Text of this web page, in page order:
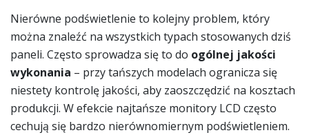
Nierówne podświetlenie to kolejny problem, który
można znaleźć na wszystkich typach stosowanych dziś
paneli. Często sprowadza się to do ogólnej jakości
wykonania – przy tańszych modelach ogranicza się
niestety kontrolę jakości, aby zaoszczędzić na kosztach
produkcji. W efekcie najtańsze monitory LCD często
cechują się bardzo nierównomiernym podświetleniem.